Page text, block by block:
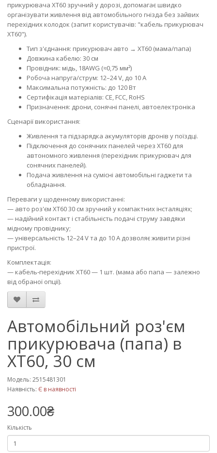
прикурювача XT60 зручний у дорозі, допомагає швидко
організувати живлення від автомобільного гнізда без зайвих
перехідних колодок (запит користувачів: "кабель прикурювач
XT60").
Тип з'єднання: прикурювач авто → XT60 (мама/папа)
Довжина кабелю: 30 см
Провідник: мідь, 18AWG (≈0,75 мм²)
Робоча напруга/струм: 12–24 V, до 10 A
Максимальна потужність: до 120 Вт
Сертифікація матеріалів: CE, FCC, RoHS
Призначення: дрони, сонячні панелі, автоелектроніка
Сценарії використання:
Живлення та підзарядка акумуляторів дронів у поїздці.
Підключення до сонячних панелей через XT60 для
автономного живлення (перехідник прикурювач для
сонячних панелей).
Подача живлення на сумісні автомобільні гаджети та
обладнання.
Переваги у щоденному використанні:
— авто роз'єм XT60 30 см зручний у компактних інсталяціях;
— надійний контакт і стабільність подачі струму завдяки
мідному провіднику;
— універсальність 12–24 V та до 10 A дозволяє живити різні
пристрої.
Комплектація:
— кабель‑перехідник XT60 — 1 шт. (мама або папа — залежно
від обраної опції).
Автомобільний роз'єм
прикурювача (папа) в
XT60, 30 см
Модель: 2515481301
Наявність: Є в наявності
300.00₴
Кількість